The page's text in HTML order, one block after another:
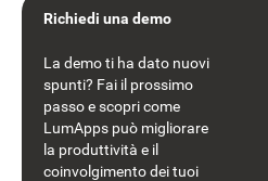
Richiedi una demo
La demo ti ha dato nuovi
spunti? Fai il prossimo
passo e scopri come
LumApps può migliorare
la produttività e il
coinvolgimento dei tuoi